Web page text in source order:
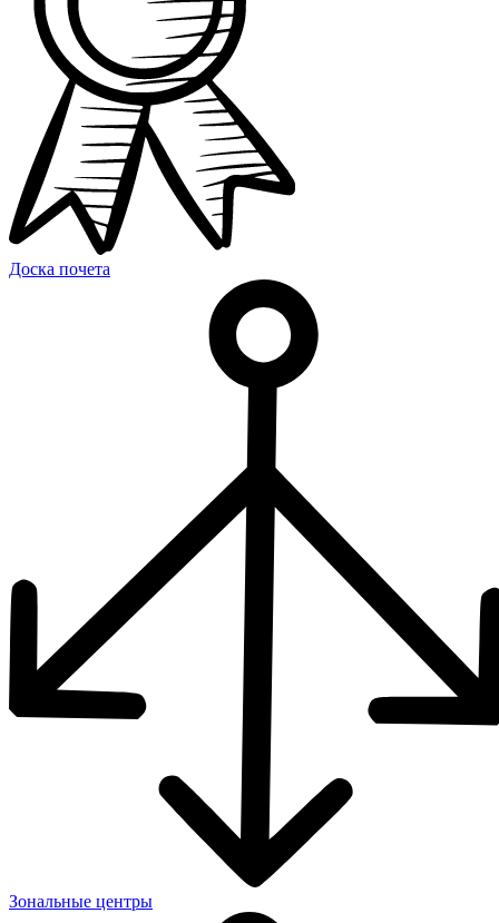
Доска почета
Зональные центры